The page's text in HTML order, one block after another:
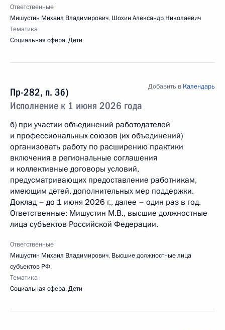
Ответственные
Мишустин Михаил Владимирович, Шохин Александр Николаевич
Тематика
Социальная сфера,Дети
Пр-282, п. 3б)
Исполнение к 1 июня 2026 года
Добавить в Календарь
б) при участии объединений работодателей
и профессиональных союзов (их объединений)
организовать работу по расширению практики
включения в региональные соглашения
и коллективные договоры условий,
предусматривающих предоставление работникам,
имеющим детей, дополнительных мер поддержки.
Доклад – до 1 июня 2026 г., далее – один раз в год.
Ответственные: Мишустин М.В., высшие должностные
лица субъектов Российской Федерации.
Ответственные
Мишустин Михаил Владимирович, Высшие должностные лица
субъектов РФ,
Тематика
Социальная сфера,Дети